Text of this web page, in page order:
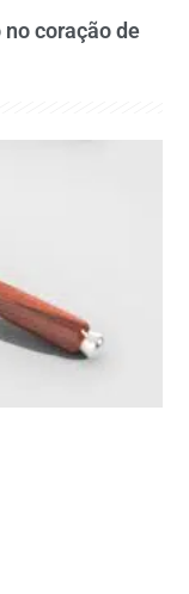
coração de